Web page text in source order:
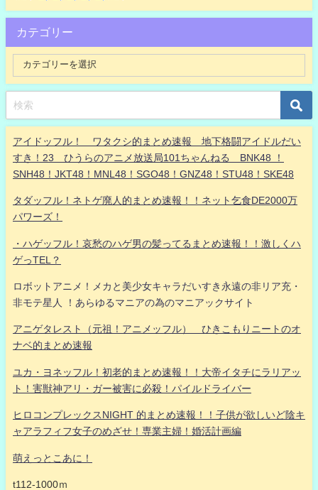
カテゴリー
アイドッフル！ ワタクシ的まとめ速報 地下格闘アイドルだい
すき！23 ひうらのアニメ放送局101ちゃんねる BNK48 ！
SNH48！JKT48！MNL48！SGO48！GNZ48！STU48！SKE48
タダッフル！ネトゲ廃人的まとめ速報！！ネット乞食DE2000万
パワーズ！
・ハゲッフル！哀愁のハゲ男の髪ってるまとめ速報！！激しくハ
ゲっTEL？
ロボットアニメ！メカと美少女キャラだいすき永遠の非リア充・
非モテ星人 ！あらゆるマニアの為のマニアックサイト
アニゲタレスト（元祖！アニメッフル） ひきこもりニートのオ
ナベ的まとめ速報
ユカ・ヨネッフル！初老的まとめ速報！！大帝イタチにラリアッ
ト！害獣神アリ・ガー被害に必殺！パイルドライバー
ヒロコンプレックスNIGHT 的まとめ速報！！子供が欲しいど陰キ
ャアラフィフ女子のめざせ！専業主婦！婚活計画編
萌えっとこあに！
t112-1000ｍ